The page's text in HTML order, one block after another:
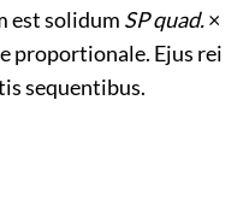
est solidum SP quad.×
proportionale. Ejus rei
sequentibus.